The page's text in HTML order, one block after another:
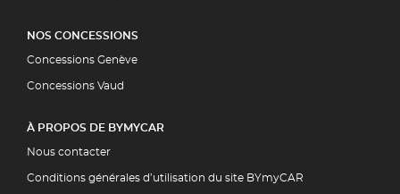
NOS CONCESSIONS
Concessions Genève
Concessions Vaud
À PROPOS DE BYMYCAR
Nous contacter
Conditions générales d’utilisation du site BYmyCAR